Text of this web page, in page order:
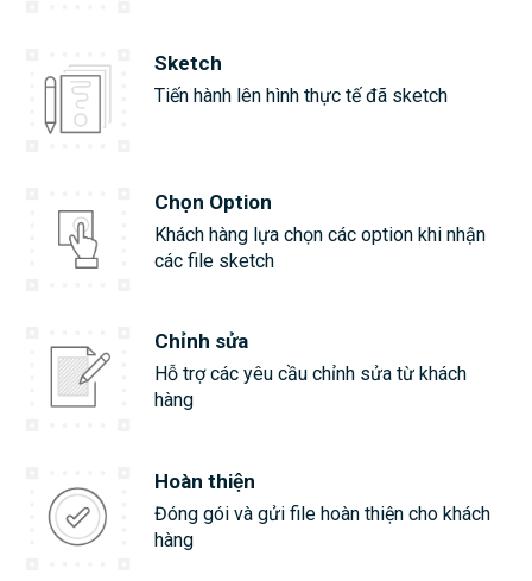
Sketch
Tiến hành lên hình thực tế đã sketch
Chọn Option
Khách hàng lựa chọn các option khi nhận
các file sketch
Chỉnh sửa
Hỗ trợ các yêu cầu chỉnh sửa từ khách
hàng
Hoàn thiện
Đóng gói và gửi file hoàn thiện cho khách
hàng